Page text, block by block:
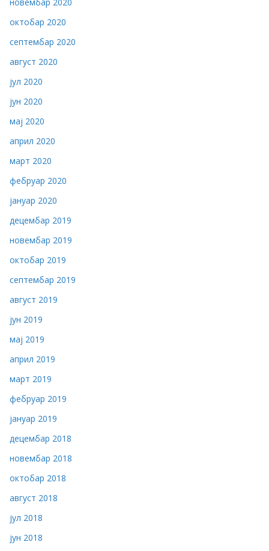
октобар 2020
септембар 2020
август 2020
јул 2020
јун 2020
мај 2020
април 2020
март 2020
фебруар 2020
јануар 2020
децембар 2019
новембар 2019
октобар 2019
септембар 2019
август 2019
јун 2019
мај 2019
април 2019
март 2019
фебруар 2019
јануар 2019
децембар 2018
новембар 2018
октобар 2018
август 2018
јул 2018
јун 2018